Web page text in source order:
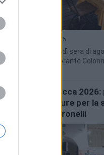
6 Agosto 2026
Tutti i venerdì sera di
storico ristorante
Sale in Zucca
a Riva Ligure per
a Luigi Veronelli